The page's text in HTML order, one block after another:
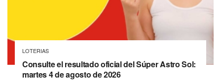
LOTERIAS
Consulte el resultado oficial del Súper Astro Sol:
martes 4 de agosto de 2026